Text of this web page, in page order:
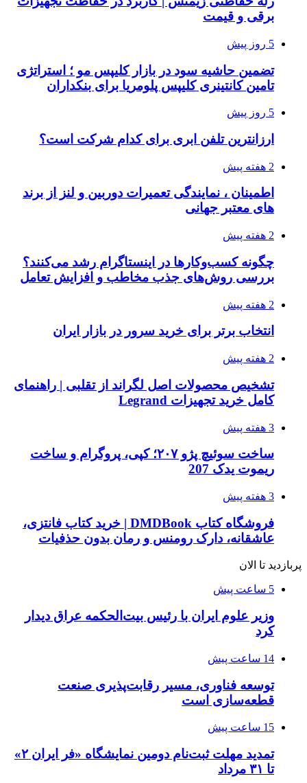
برقی و قیمت
5 روز پیش
تضمین حاشیه سود در بازار کلیپس مو ؛ استراتژی
تامین کانتینری کلیپس پلومریا برای بنکداران
5 روز پیش
ارزانترین تلفن ابری برای کدام شرکت است؟
2 هفته پیش
اطمینان ، نمایندگی تعمیرات دوربین و لنز از برند
های معتبر جهانی
2 هفته پیش
چگونه کسب‌وکارها در اینستاگرام رشد می‌کنند؟
بررسی روش‌های جذب مخاطب و افزایش تعامل
2 هفته پیش
انتخاب برتر برای خرید سرور در بازار ایران
2 هفته پیش
تشخیص محصولات اصل لگراند از تقلبی | راهنمای
کامل خرید تجهیزات Legrand
3 هفته پیش
ساخت سوئیچ پژو ۲۰۷؛ کپی، پروگرام و ساخت
ریموت یدک 207
3 هفته پیش
فروشگاه کتاب DMDBook | خرید کتاب فانتزی،
عاشقانه، دارک رومنس و رمان بدون حذفیات
پربازدید تا الان
5 ساعت پیش
وزیر علوم ایران با رئیس بیت‌الحکمه عراق دیدار
کرد
14 ساعت پیش
توسعه فناوری، مسیر رقابت‌پذیری صنعت
قطعه‌سازی است
15 ساعت پیش
تمدید مهلت ثبت‌نام دومین نمایشگاه «فر ایران ۲»
تا ۳۱ مرداد